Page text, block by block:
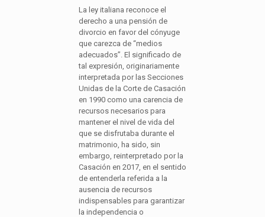
La ley italiana reconoce el
derecho a una pensión de
divorcio en favor del cónyuge
que carezca de “medios
adecuados”. El significado de
tal expresión, originariamente
interpretada por las Secciones
Unidas de la Corte de Casación
en 1990 como una carencia de
recursos necesarios para
mantener el nivel de vida del
que se disfrutaba durante el
matrimonio, ha sido, sin
embargo, reinterpretado por la
Casación en 2017, en el sentido
de entenderla referida a la
ausencia de recursos
indispensables para garantizar
la independencia o